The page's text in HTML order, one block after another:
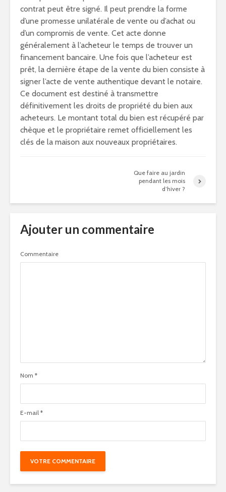
contrat peut être signé. Il peut prendre la forme
d’une promesse unilatérale de vente ou d’achat ou
d’un compromis de vente. Cet acte donne
généralement à l’acheteur le temps de trouver un
financement bancaire. Une fois que l’acheteur est
prêt, la dernière étape de la vente du bien consiste à
signer l’acte de vente authentique devant le notaire.
Ce document est destiné à transmettre
définitivement les droits de propriété du bien aux
acheteurs. Le montant total du bien est récupéré par
chèque et le propriétaire remet officiellement les
clés de la maison aux nouveaux propriétaires.
Que faire au jardin
pendant les mois
d’hiver ?
Ajouter un commentaire
Commentaire
Nom *
E-mail *